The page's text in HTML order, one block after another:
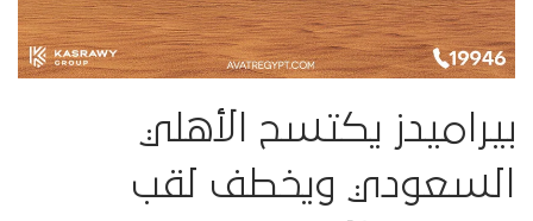
بيراميدز يكتسح الأهلي
السعودي ويخطف لقب